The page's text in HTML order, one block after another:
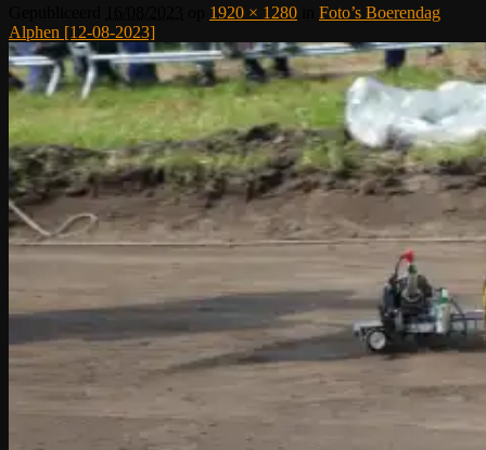
1920 × 1280
Foto’s Boerendag
Alphen [12-08-2023]